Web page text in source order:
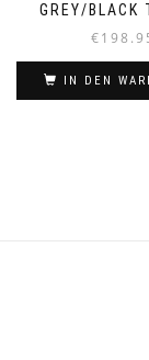
GREY/BLACK
€
IN DEN